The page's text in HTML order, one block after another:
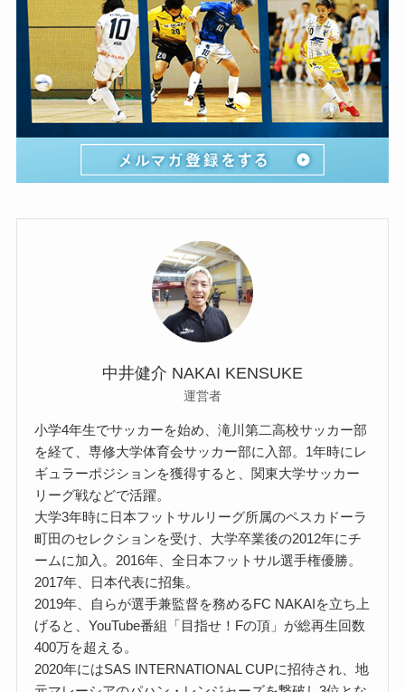
中井健介 NAKAI KENSUKE
運営者
小学4年生でサッカーを始め、滝川第二高校サッカー部
を経て、専修大学体育会サッカー部に入部。1年時にレ
ギュラーポジションを獲得すると、関東大学サッカー
リーグ戦などで活躍。
大学3年時に日本フットサルリーグ所属のペスカドーラ
町田のセレクションを受け、大学卒業後の2012年にチ
ームに加入。2016年、全日本フットサル選手権優勝。
2017年、日本代表に招集。
2019年、自らが選手兼監督を務めるFC NAKAIを立ち上
げると、YouTube番組「目指せ！Fの頂」が総再生回数
400万を超える。
2020年にはSAS INTERNATIONAL CUPに招待され、地